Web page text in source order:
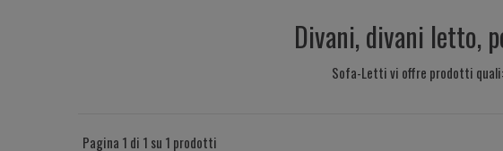
Divani, divani letto,
Sofa-Letti vi offre prodotti
Pagina 1 di 1 su 1 prodotti